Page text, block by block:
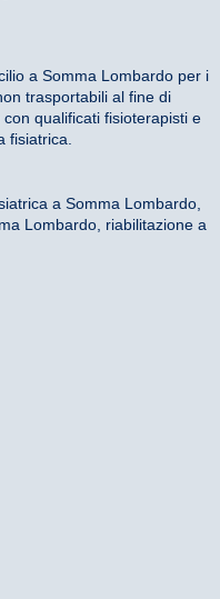
a Somma Lombardo per i
trasportabili al fine di
qualificati fisioterapisti e
fisiatrica.
a Somma Lombardo,
Lombardo, riabilitazione a